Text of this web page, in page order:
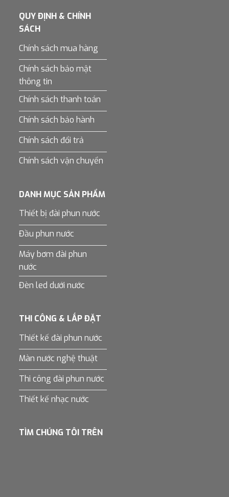
QUY ĐỊNH & CHÍNH
SÁCH
Chính sách mua hàng
Chính sách bảo mật
thông tin
Chính sách thanh toán
Chính sách bảo hành
Chính sách đổi trả
Chính sách vận chuyển
DANH MỤC SẢN PHẨM
Thiết bị đài phun nước
Đầu phun nước
Máy bơm đài phun
nước
Đèn led dưới nước
THI CÔNG & LẮP ĐẶT
Thiết kế đài phun nước
Màn nước nghệ thuật
Thi công đài phun nước
Thiết kế nhạc nước
TÌM CHÚNG TÔI TRÊN